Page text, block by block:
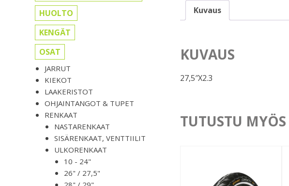
HUOLTO
KENGÄT
OSAT
JARRUT
KIEKOT
LAAKERISTOT
OHJAINTANGOT & TUPET
RENKAAT
NASTARENKAAT
SISÄRENKAAT, VENTTIILIT
ULKORENKAAT
10 - 24"
26" / 27,5"
Kuvaus
KUVAUS
27,5″X2.3
TUTUSTU MYÖS